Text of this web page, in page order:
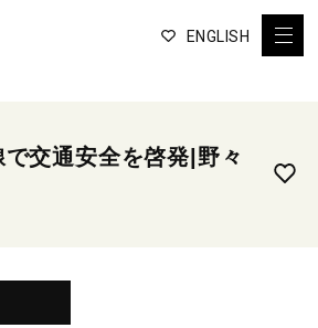
ENGLISH
交通安全を啓発|野々